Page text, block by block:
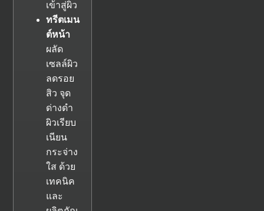
เข้าสู่ผิว
ทรีตเมน
ต์หน้า
ผลัด
เซลล์ผิว
ลดรอย
สิว จุด
ด่างดำ
ผิวเรียบ
เนียน
กระจ่าง
ใส ด้วย
เทคนิค
และ